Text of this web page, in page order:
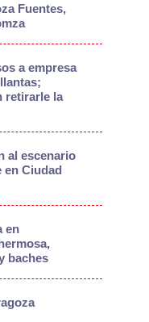
Fuentes,
a empresa
retirarle la
al escenario
en Ciudad
en
baches